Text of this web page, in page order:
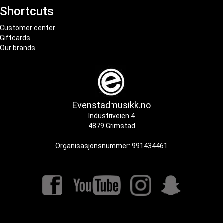
Shortcuts
Customer center
Giftcards
Our brands
Evenstadmusikk.no
Industriveien 4
4879 Grimstad
Organisasjonsnummer: 991434461